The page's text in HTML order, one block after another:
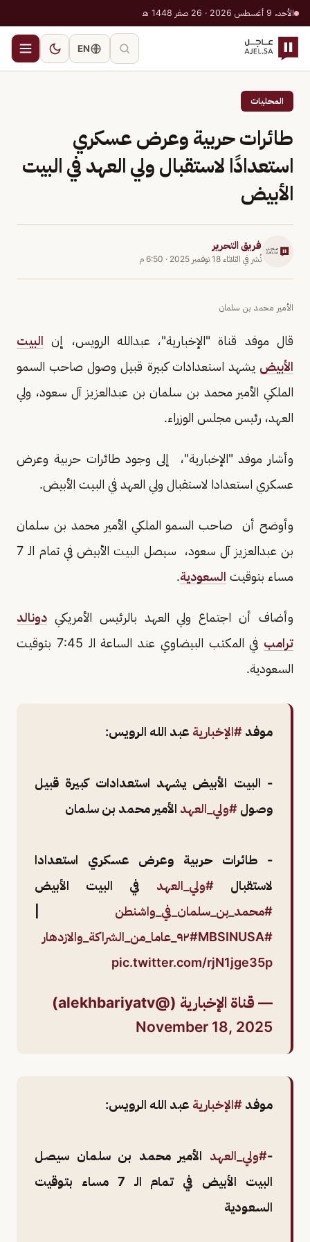
الأحد، 9 أغسطس 2026 · 26 صفر 1448 هـ
EN
المحليات
طائرات حربية وعرض عسكري
استعدادًا لاستقبال ولي العهد في البيت
الأبيض
فريق التحرير
نُشر في الثلاثاء 18 نوفمبر 2025 · 6:50 م
الأمير محمد بن سلمان
قال موفد قناة "الإخبارية"، عبدالله الرويس، إن البيت
الأبيض يشهد استعدادات كبيرة قبيل وصول صاحب السمو
الملكي الأمير محمد بن سلمان بن عبدالعزيز آل سعود، ولي
العهد، رئيس مجلس الوزراء.
وأشار موفد "الإخبارية"، إلى وجود طائرات حربية وعرض
عسكري استعدادا لاستقبال ولي العهد في البيت الأبيض.
وأوضح أن صاحب السمو الملكي الأمير محمد بن سلمان
بن عبدالعزيز آل سعود، سيصل البيت الأبيض في تمام الـ 7
مساء بتوقيت السعودية.
وأضاف أن اجتماع ولي العهد بالرئيس الأمريكي دونالد
ترامب
في المكتب البيضاوي عند الساعة الـ 7:45 بتوقيت
السعودية.
موفد #الإخبارية عبد الله الرويس:
- البيت الأبيض يشهد استعدادات كبيرة قبيل
وصول #ولي_العهد الأمير محمد بن سلمان
- طائرات حربية وعرض عسكري استعدادا
لاستقبال #ولي_العهد في البيت الأبيض
#محمد_بن_سلمان_في_واشنطن
#MBSINUSA
#٩٢_عاما_من_الشراكة_والازدهار
pic.twitter.com/rjN1jge35p
— قناة الإخبارية (@alekhbariyatv)
November 18, 2025
موفد #الإخبارية عبد الله الرويس:
-#ولي_العهد الأمير محمد بن سلمان سيصل
البيت الأبيض في تمام الـ 7 مساء بتوقيت
السعودية